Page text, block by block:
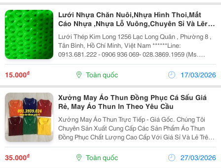
Lưới Nhựa Chăn Nuôi,Nhựa Hình Thoi,Mắt
Cáo Nhựa ,Nhựa Lỗ Vuông,Chuyên Sỉ Và Lẽrẽ
Nhất Tp.hcm
Lưới Thép Kim Long 1256 Lạc Long Quân , Phường 8 ,
Tân Bình, Hồ Chí Minh, Việt Nam ******Line:
0913.681.222 - 0906 936 069- 028.3869.1959 (Ms.
Thảo) Email : Luoithepkimlong@Gmail.com Quy Trình
Sản Xuất Lưới Nhựa Chăn Nuôi Sử Dụng Nguyên
15.000₫ Toàn quốc 17/03/2026
Xưởng May Áo Thun Đồng Phục Cá Sấu Giá
Rẻ, May Áo Thun In Theo Yêu Cầu
Xưởng May Áo Thun Trực Tiếp - Giá Gốc. Chúng Tôi
Chuyên Sản Xuất Cung Cấp Các Sản Phẩm Áo Thun
Đồng Phục Chất Lượng Cao Cấp Với Giá Sỉ Và Lẻ Trên
Toàn Quốc. Chúng Tôi Dùng Vải Xưởng Chính Phẩm,
Mực In Tốt Và In Rất Sắc Sảo, May Kĩ Đẹp, Chú Trọng
&Quot;Đườ
35.000₫ Toàn quốc 27/03/2026